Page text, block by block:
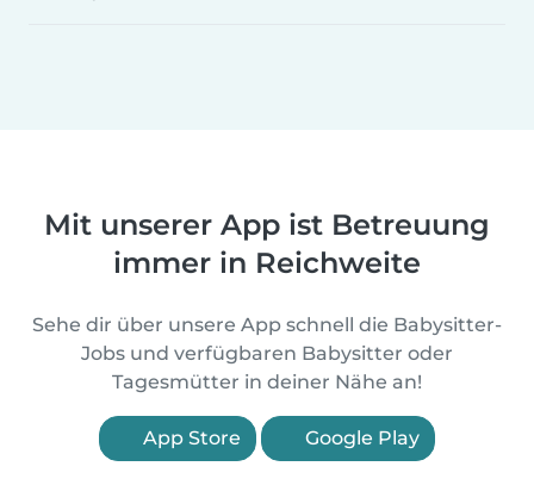
Mit unserer App ist Betreuung
immer in Reichweite
Sehe dir über unsere App schnell die Babysitter-
Jobs und verfügbaren Babysitter oder
Tagesmütter in deiner Nähe an!
App Store Google Play